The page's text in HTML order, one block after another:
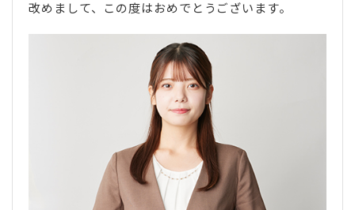
改めまして、この度はおめでとうございます。